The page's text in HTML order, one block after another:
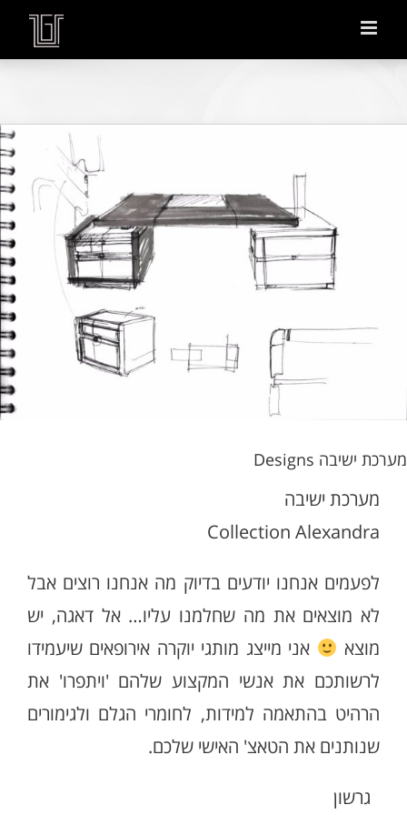
מערכת ישיבה Designs
מערכת ישיבה
Collection Alexandra
לפעמים אנחנו יודעים בדיוק מה אנחנו רוצים אבל
לא מוצאים את מה שחלמנו עליו… אל דאגה, יש
מוצא
אני מייצג מותגי יוקרה אירופאים שיעמידו
לרשותכם את אנשי המקצוע שלהם 'ויתפרו' את
הרהיט בהתאמה למידות, לחומרי הגלם ולגימורים
שנותנים את הטאצ' האישי שלכם.
גרשון